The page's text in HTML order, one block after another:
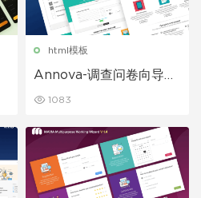
html模板
Annova-调查问卷向导网
1083